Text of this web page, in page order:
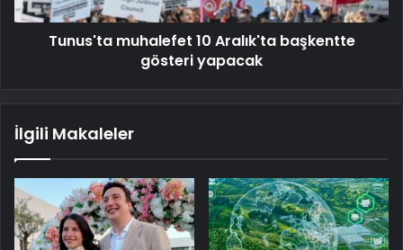
Tunus'ta muhalefet 10 Aralık'ta başkentte
gösteri yapacak
İlgili Makaleler